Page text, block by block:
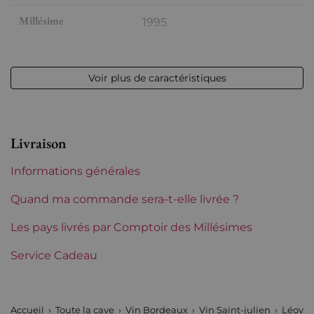
Millésime 1995
Appellation Saint-julien
Région Bordeaux
Classement de 1855 2èmes Grands Crus Classés
Maturité
Voir plus de caractéristiques
Livraison
Informations générales
Quand ma commande sera-t-elle livrée ?
Les pays livrés par Comptoir des Millésimes
Service Cadeau
Accueil Toute la cave Vin Bordeaux Vin Saint-julien